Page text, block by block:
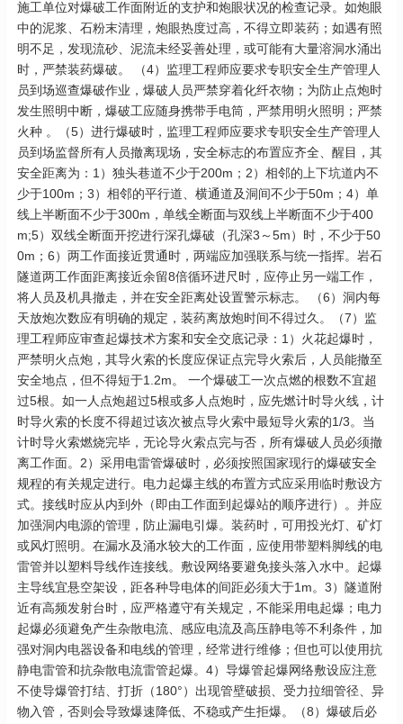
施工单位对爆破工作面附近的支护和炮眼状况的检查记录。如炮眼
中的泥浆、石粉末清理，炮眼热度过高，不得立即装药；如遇有照
明不足，发现流砂、泥流未经妥善处理，或可能有大量溶洞水涌出
时，严禁装药爆破。 （4）监理工程师应要求专职安全生产管理人
员到场巡查爆破作业，爆破人员严禁穿着化纤衣物；为防止点炮时
发生照明中断，爆破工应随身携带手电筒，严禁用明火照明；严禁
火种 。（5）进行爆破时，监理工程师应要求专职安全生产管理人
员到场监督所有人员撤离现场，安全标志的布置应齐全、醒目，其
安全距离为：1）独头巷道不少于200m；2）相邻的上下坑道内不
少于100m；3）相邻的平行道、横通道及洞间不少于50m；4）单
线上半断面不少于300m，单线全断面与双线上半断面不少于400
m;5）双线全断面开挖进行深孔爆破（孔深3～5m）时，不少于50
0m；6）两工作面接近贯通时，两端应加强联系与统一指挥。岩石
隧道两工作面距离接近余留8倍循环进尺时，应停止另一端工作，
将人员及机具撤走，并在安全距离处设置警示标志。 （6）洞内每
天放炮次数应有明确的规定，装药离放炮时间不得过久。（7）监
理工程师应审查起爆技术方案和安全交底记录：1）火花起爆时，
严禁明火点炮，其导火索的长度应保证点完导火索后，人员能撤至
安全地点，但不得短于1.2m。 一个爆破工一次点燃的根数不宜超
过5根。如一人点炮超过5根或多人点炮时，应先燃计时导火线，计
时导火索的长度不得超过该次被点导火索中最短导火索的1/3。当
计时导火索燃烧完毕，无论导火索点完与否，所有爆破人员必须撤
离工作面。2）采用电雷管爆破时，必须按照国家现行的爆破安全
规程的有关规定进行。电力起爆主线的布置方式应采用临时敷设方
式。接线时应从内到外（即由工作面到起爆站的顺序进行）。并应
加强洞内电源的管理，防止漏电引爆。装药时，可用投光灯、矿灯
或风灯照明。在漏水及涌水较大的工作面，应使用带塑料脚线的电
雷管并以塑料导线作连接线。敷设网络要避免接头落入水中。起爆
主导线宜悬空架设，距各种导电体的间距必须大于1m。3）隧道附
近有高频发射台时，应严格遵守有关规定，不能采用电起爆；电力
起爆必须避免产生杂散电流、感应电流及高压静电等不利条件，加
强对洞内电器设备和电线的管理，经常进行维修；但也可以使用抗
静电雷管和抗杂散电流雷管起爆。4）导爆管起爆网络敷设应注意
不使导爆管打结、打折（180°）出现管壁破损、受力拉细管径、异
物入管，否则会导致爆速降低、不稳或产生拒爆。（8）爆破后必